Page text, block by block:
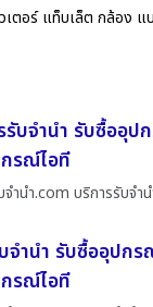
ตอร์ แท็บเล็ต กล้อง แ
บจำนำ รับซื้ออุป
รณ์ไอที
านํา.com บริการรับจำ
ำนำ รับซื้ออุปก
รณ์ไอที